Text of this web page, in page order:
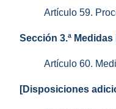
Artículo 59.
Sección 3.ª
Artículo 60.
[Disposiciones